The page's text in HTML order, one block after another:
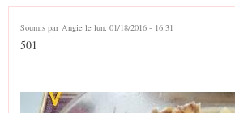
Soumis par Angie le lun, 01/18/2016 - 16:31
501